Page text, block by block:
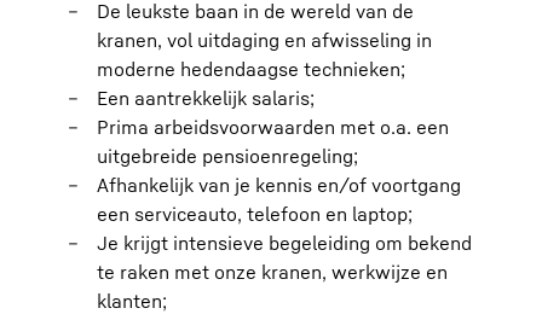
De leukste baan in de wereld van de
kranen, vol uitdaging en afwisseling in
moderne hedendaagse technieken;
Een aantrekkelijk salaris;
Prima arbeidsvoorwaarden met o.a. een
uitgebreide pensioenregeling;
Afhankelijk van je kennis en/of voortgang
een serviceauto, telefoon en laptop;
Je krijgt intensieve begeleiding om bekend
te raken met onze kranen, werkwijze en
klanten;